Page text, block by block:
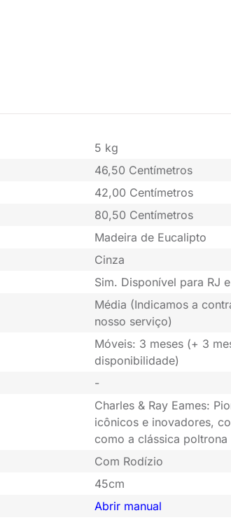
5 kg
46,50 Centímetros
42,00 Centímetros
80,50 Centímetros
Madeira de Eucalipto
Cinza
Sim. Disponível para RJ
Média (Indicamos a
nosso serviço)
Móveis: 3 meses (+ 3
disponibilidade)
-
Charles & Ray Eames:
icônicos e inovadores,
como a clássica poltrona
Com Rodízio
45cm
Abrir manual